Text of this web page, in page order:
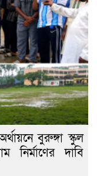
বুরুঙ্গা স্কুল
নির্মাণের দাবি